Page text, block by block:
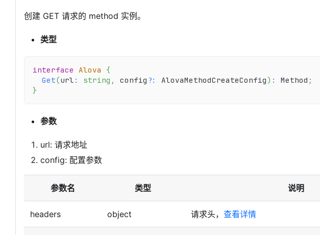
创建 GET 请求的 method 实例。
类型
interface Alova {
Get(url : string , config ?: AlovaMethodCreateConfig) : Method ;
}
参数
url: 请求地址
config: 配置参数
参数名 类型 说明
headers object 请求头， 查看详情